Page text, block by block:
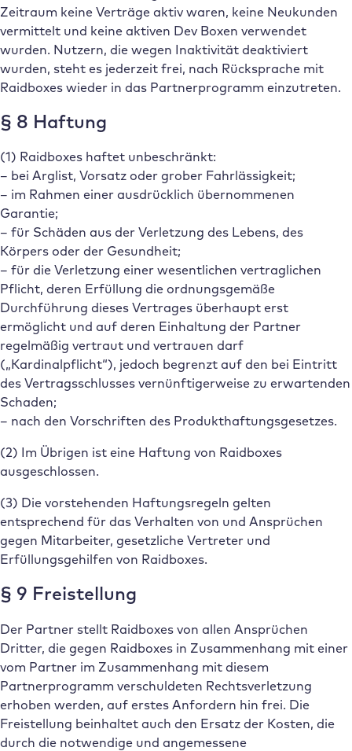
Zeitraum keine Verträge aktiv waren, keine Neukunden
vermittelt und keine aktiven Dev Boxen verwendet
wurden. Nutzern, die wegen Inaktivität deaktiviert
wurden, steht es jederzeit frei, nach Rücksprache mit
Raidboxes wieder in das Partnerprogramm einzutreten.
§ 8 Haftung
(1) Raidboxes haftet unbeschränkt:
– bei Arglist, Vorsatz oder grober Fahrlässigkeit;
– im Rahmen einer ausdrücklich übernommenen
Garantie;
– für Schäden aus der Verletzung des Lebens, des
Körpers oder der Gesundheit;
– für die Verletzung einer wesentlichen vertraglichen
Pflicht, deren Erfüllung die ordnungsgemäße
Durchführung dieses Vertrages überhaupt erst
ermöglicht und auf deren Einhaltung der Partner
regelmäßig vertraut und vertrauen darf
(„Kardinalpflicht“), jedoch begrenzt auf den bei Eintritt
des Vertragsschlusses vernünftigerweise zu erwartenden
Schaden;
– nach den Vorschriften des Produkthaftungsgesetzes.
(2) Im Übrigen ist eine Haftung von Raidboxes
ausgeschlossen.
(3) Die vorstehenden Haftungsregeln gelten
entsprechend für das Verhalten von und Ansprüchen
gegen Mitarbeiter, gesetzliche Vertreter und
Erfüllungsgehilfen von Raidboxes.
§ 9 Freistellung
Der Partner stellt Raidboxes von allen Ansprüchen
Dritter, die gegen Raidboxes in Zusammenhang mit einer
vom Partner im Zusammenhang mit diesem
Partnerprogramm verschuldeten Rechtsverletzung
erhoben werden, auf erstes Anfordern hin frei. Die
Freistellung beinhaltet auch den Ersatz der Kosten, die
durch die notwendige und angemessene